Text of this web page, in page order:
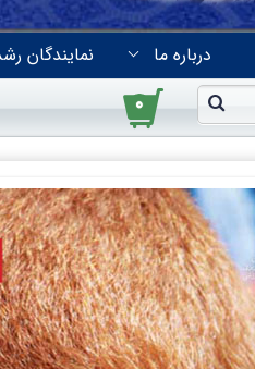
درباره ما نمایندگان
۰